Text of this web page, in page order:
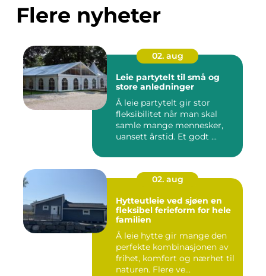
Flere nyheter
02. aug
Leie partytelt til små og
store anledninger
Å leie partytelt gir stor
fleksibilitet når man skal
samle mange mennesker,
uansett årstid. Et godt ...
02. aug
Hytteutleie ved sjøen en
fleksibel ferieform for hele
familien
Å leie hytte gir mange den
perfekte kombinasjonen av
frihet, komfort og nærhet til
naturen. Flere ve...